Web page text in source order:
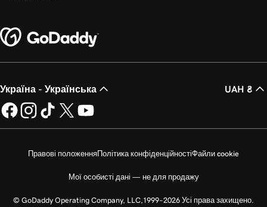
Україна - Українська UAH ₴
Правові положенняПолітика конфіденційностіФайли cookie
Мої особисті дані — не для продажу
© GoDaddy Operating Company, LLC,1999–2026 Усі права захищено.